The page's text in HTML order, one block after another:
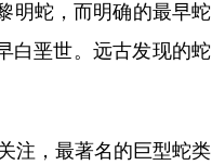
明蛇，而明确的最早蛇
白垩世。远古发现的蛇
注，最著名的巨型蛇类